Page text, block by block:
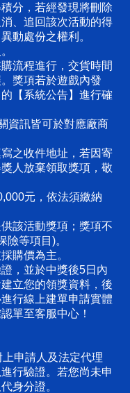
分，若經發現將刪除
、追回該次活動的得
動處份之權利。
流程進行，交貨時間
獎項若於遊戲內發
【系統公告】進行確
資訊皆可於對應廠商
之收件地址，若因寄
人放棄領取獎項，敬
元，依法須繳納
該活動獎項；獎項不
險等項目)。
購價為主。
，並於中獎後5日內
立您的領獎資料，後
行線上建單申請實體
單至客服中心！
申請人及法定代理
行驗證。若您尚未申
身分證。